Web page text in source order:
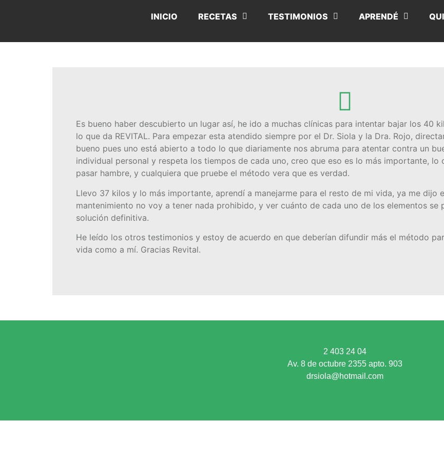
INICIO RECETAS TESTIMONIOS APRENDÉ
Es bueno haber descubierto un lugar así, he ido a muchas clínicas para intentar bajar los 40
lo que da REVITAL. Para empezar esta atendido siemprepor el Dr. Siola y la Dra. Rojo,
bueno pues uno está abierto a todo lo que diariamente nos abruma para atentar contra un
individual personal y respeta los tiempos de cada uno, creo que eso es lo más importante, lo
pasar hambre, y cualquiera que pruebe el método vera que es verdad.
Llevo 37 kilos y lo más importante, aprendí a manejarme para el resto de mi vida, ya me dijo
mantenimiento no voy a tener nada prohibido, y ver cuánto de cada uno de los elementos
solución definitiva.
He leído los otros testimonios y estoy de acuerdo en que deberían difundir más el método
vida como a mí. Gracias Revital.
2 403 24 04
Av. 8 de octubre 2355 apto. 903
drsiola@hotmail.com